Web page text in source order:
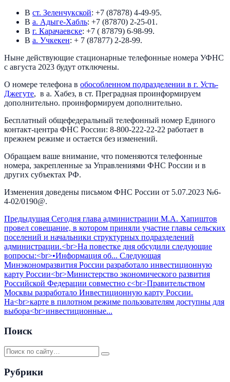
В ст. Зеленчукской: +7 (87878) 4-49-95.
В а. Адыге-Хабль: +7 (87870) 2-25-01.
В г. Карачаевске: +7 ( 87879) 6-98-99.
В а. Учкекен: + 7 (87877) 2-28-99.
Ныне действующие стационарные телефонные номера УФНС
с августа 2023 будут отключены.
О номере телефона в обособленном подразделении в г. Усть-
Джегуте, в а. Хабез, в ст. Преградная проинформируем
дополнительно. проинформируем дополнительно.
Бесплатный общефедеральный телефонный номер Единого
контакт-центра ФНС России: 8-800-222-22-22 работает в
прежнем режиме и остается без изменений.
Обращаем ваше внимание, что поменяются телефонные
номера, закрепленные за Управлениями ФНС России и в
других субъектах РФ.
Изменения доведены письмом ФНС России от 5.07.2023 №6-
4-02/0190@.
Предыдущая Сегодня глава администрации М.А. Хапиштов
провел совещание, в котором приняли участие главы сельских
поселений и начальники структурных подразделений
администрации.<br>На повестке дня обсудили следующие
вопросы:<br>•Информация об... Следующая
Минэкономразвития России разработало инвестиционную
карту России<br>Министерство экономического развития
Российской Федерации совместно с<br>Правительством
Москвы разработало Инвестиционную карту России.
На<br>карте в пилотном режиме пользователям доступны для
выбора<br>инвестиционные...
Поиск
Рубрики